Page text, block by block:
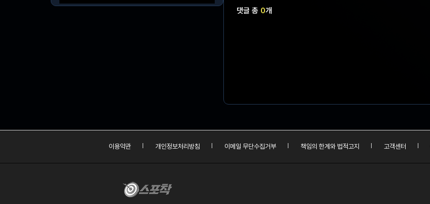
댓글 총 0개
이용약관 개인정보처리방침 이메일 무단수집거부 책임의 한계와 법적고지 고객센터